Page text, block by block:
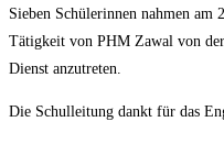
Sieben Schülerinnen nahmen
Tätigkeit von PHM Zawal von
Dienst anzutreten.
Die Schulleitung dankt für das